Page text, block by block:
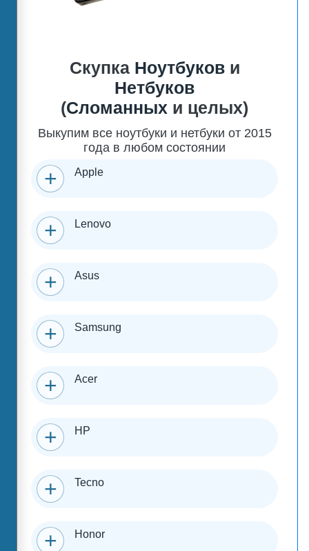
Скупка Ноутбукови
Нетбуков
(Сломанных и целых)
Выкупим все ноутбуки и нетбуки от 2015
года в любом состоянии
Apple
Lenovo
Asus
Samsung
Acer
HP
Tecno
Honor